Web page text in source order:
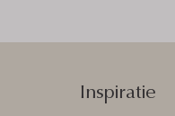
Inspiratie